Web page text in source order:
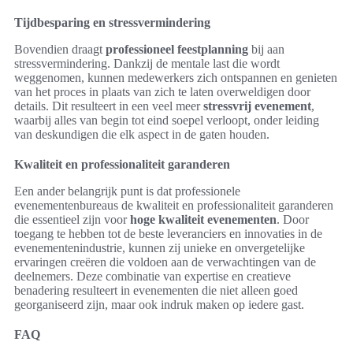
Tijdbesparing en stressvermindering
Bovendien draagt professioneel feestplanning bij aan
stressvermindering. Dankzij de mentale last die wordt
weggenomen, kunnen medewerkers zich ontspannen en genieten
van het proces in plaats van zich te laten overweldigen door
details. Dit resulteert in een veel meerstressvrij evenement,
waarbij alles van begin tot eind soepel verloopt, onder leiding
van deskundigen die elk aspect in de gaten houden.
Kwaliteit en professionaliteit garanderen
Een ander belangrijk punt is dat professionele
evenementenbureaus de kwaliteit en professionaliteit garanderen
die essentieel zijn voorhoge kwaliteit evenementen. Door
toegang te hebben tot de beste leveranciers en innovaties in de
evenementenindustrie, kunnen zij unieke en onvergetelijke
ervaringen creëren die voldoen aan de verwachtingen van de
deelnemers. Deze combinatie van expertise en creatieve
benadering resulteert in evenementen die niet alleen goed
georganiseerd zijn, maar ook indruk maken op iedere gast.
FAQ